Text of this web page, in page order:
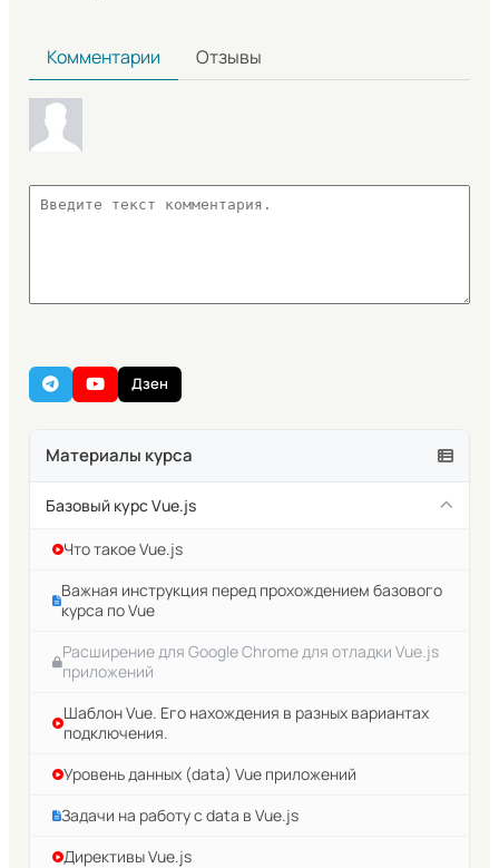
Комментарии Отзывы
Дзен
Материалы курса
Базовый курс Vue.js
Что такое Vue.js
Важная инструкция перед прохождением базового
курса по Vue
Расширение для Google Chrome для отладки Vue.js
приложений
Шаблон Vue. Его нахождения в разных вариантах
подключения.
Уровень данных (data) Vue приложений
Задачи на работу с data в Vue.js
Директивы Vue.js